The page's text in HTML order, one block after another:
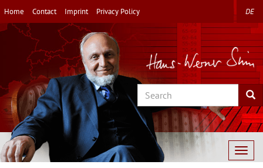
Skip
to
main
Home Contact Imprint Privacy Policy DE
Search